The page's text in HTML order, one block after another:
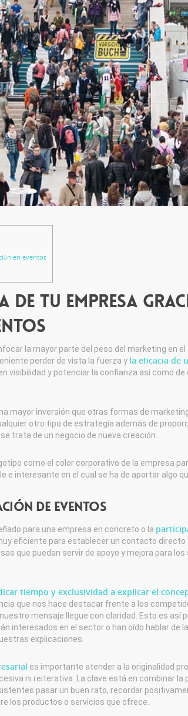
en eventos
tu empresa
la mayor parte del peso del marketing en
perder de vista la fuerza y la eficacia de
visibilidad y potenciar la confianza así como
mayor inversión que otras formas de
otro tipo de estrategia además de
trata de un negocio de nueva creación.
como el color corporativo de la empresa
e interesante en el cual se ha de aportar algo
de eventos
para una empresa en concreto o la
eficiente para establecer un contacto directo
que puedan servir de apoyo y mejora para
tiempo y exclusividad a explicar el
que nos hace destacar frente a los
mensaje llegue con claridad. Esto es así
interesados en el sector o han oído hablar de
explicaciones.
es importante atender a la originalidad
ni reiterativa. La clave está en combinar la
pasar un buen rato, recordar
los productos o servicios que ofrece.